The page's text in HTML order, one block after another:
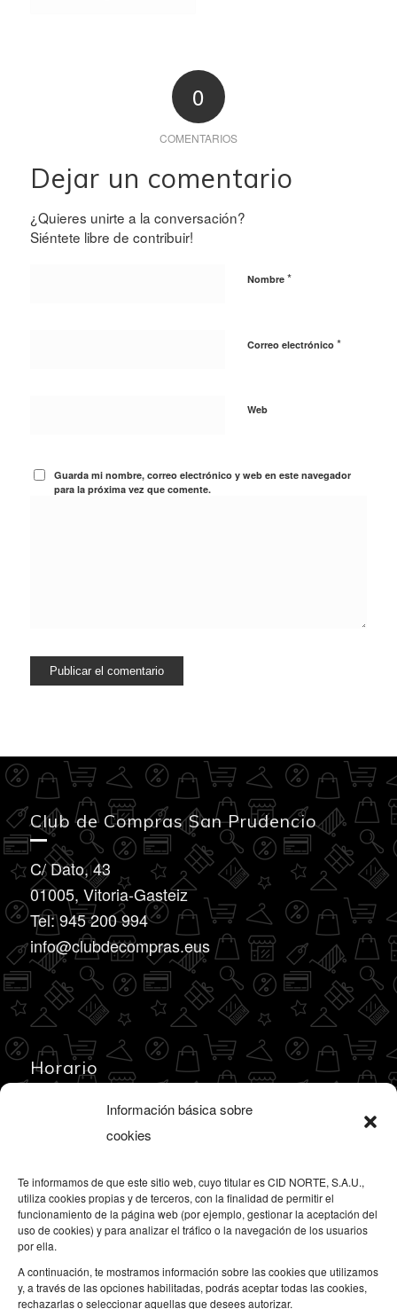
Información básica sobre
cookies
Te informamos de que este sitio web, cuyo titular es CID NORTE, S.A.U.,
utiliza cookies propias y de terceros, con la finalidad de permitir el
funcionamiento de la página web (por ejemplo, gestionar la aceptación del
uso de cookies) y para analizar el tráfico o la navegación de los usuarios
por ella.
A continuación, te mostramos información sobre las cookies que utilizamos
y, a través de las opciones habilitadas, podrás aceptar todas las cookies,
rechazarlas o seleccionar aquellas que desees autorizar.
0
COMENTARIOS
Dejar un comentario
¿Quieres unirte a la conversación?
Siéntete libre de contribuir!
Nombre *
Correo electrónico *
Web
Guarda mi nombre, correo electrónico y web en este navegador
para la próxima vez que comente.
Club de Compras San Prudencio
C/ Dato, 43
01005, Vitoria-Gasteiz
Tel: 945 200 994
info@clubdecompras.eus
Horario
– De lunes a jueves de 8:00h a 14h y de 15h a
Otros enlaces